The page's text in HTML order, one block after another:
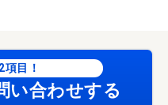
項目！
い合わせする